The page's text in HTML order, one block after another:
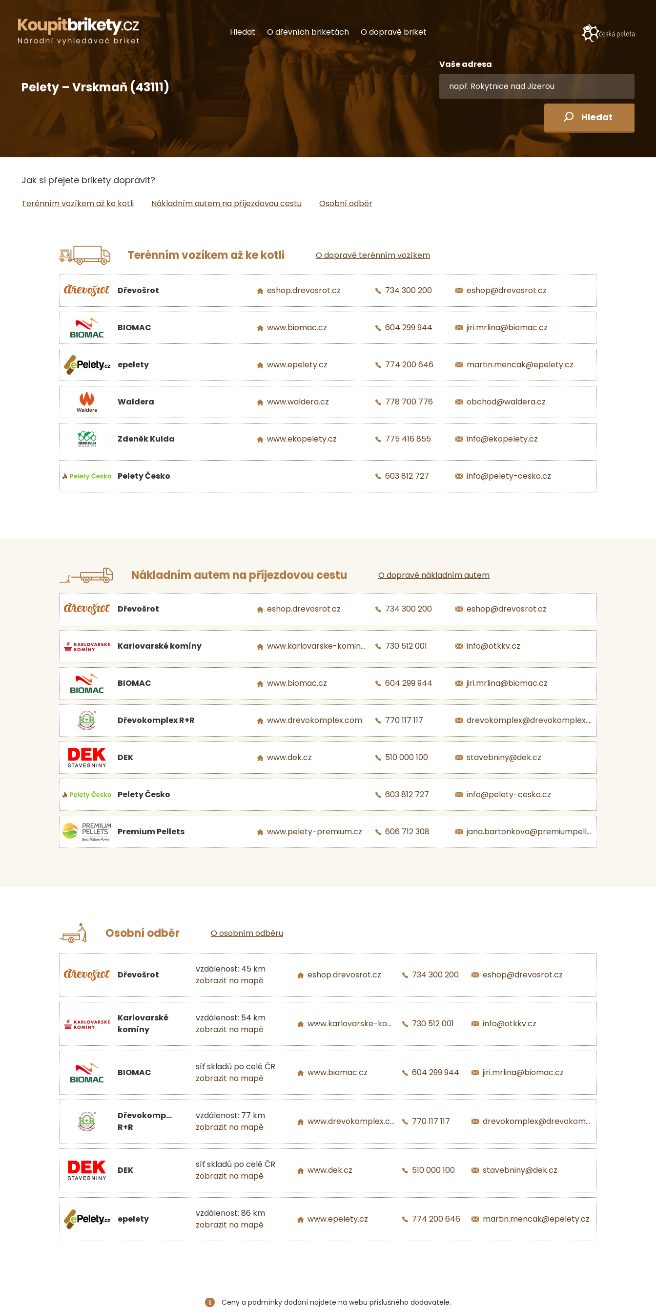
Hledat O dřevních briketách O dopravě briket
Pelety – Vrskmaň (43111)
Vaše adresa
Hledat
Jak si přejete brikety dopravit?
Terénním vozíkem až ke kotli Nákladním autem na příjezdovou cestu Osobní odběr
Terénním vozíkem až ke kotli O dopravě terénním vozíkem
Dřevošrot eshop.drevosrot.cz 734 300 200 eshop@drevosrot.cz
BIOMAC www.biomac.cz 604 299 944 jiri.mrlina@biomac.cz
epelety www.epelety.cz 774 200 646 martin.mencak@epelety.cz
Waldera www.waldera.cz 778 700 776 obchod@waldera.cz
Zdeněk Kulda www.ekopelety.cz 775 416 855 info@ekopelety.cz
Pelety Česko 603 812 727 info@pelety-cesko.cz
Nákladním autem na příjezdovou cestu O dopravě nákladním autem
Dřevošrot eshop.drevosrot.cz 734 300 200 eshop@drevosrot.cz
Karlovarské komíny www.karlovarske-kominy.cz 730 512 001 info@otkkv.cz
BIOMAC www.biomac.cz 604 299 944 jiri.mrlina@biomac.cz
Dřevokomplex R+R www.drevokomplex.com 770 117 117 drevokomplex@drevokomplex.com
DEK www.dek.cz 510 000 100 stavebniny@dek.cz
Pelety Česko 603 812 727 info@pelety-cesko.cz
Premium Pellets www.pelety-premium.cz 606 712 308 jana.bartonkova@premiumpellets.cz
Osobní odběr O osobním odběru
Dřevošrot
vzdálenost: 45 km
zobrazit na mapě
eshop.drevosrot.cz 734 300 200 eshop@drevosrot.cz
Karlovarské
komíny
vzdálenost: 54 km
zobrazit na mapě
www.karlovarske-kominy.cz 730 512 001 info@otkkv.cz
BIOMAC
síť skladů po celé ČR
zobrazit na mapě
www.biomac.cz 604 299 944 jiri.mrlina@biomac.cz
Dřevokomplex
R+R
vzdálenost: 77 km
zobrazit na mapě
www.drevokomplex.com 770 117 117 drevokomplex@drevokomplex.com
DEK
síť skladů po celé ČR
zobrazit na mapě
www.dek.cz 510 000 100 stavebniny@dek.cz
epelety
vzdálenost: 86 km
zobrazit na mapě
www.epelety.cz 774 200 646 martin.mencak@epelety.cz
Ceny a podmínky dodání najdete na webu příslušného dodavatele.